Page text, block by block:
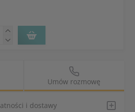
Umów rozmowę
i dostawy